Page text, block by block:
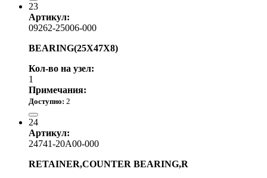
23
Артикул:
09262-25006-000
BEARING(25X47X8)
Кол-во на узел:
1
Примечания:
Доступно: 2
24
Артикул:
24741-20A00-000
RETAINER,COUNTER BEARING,R